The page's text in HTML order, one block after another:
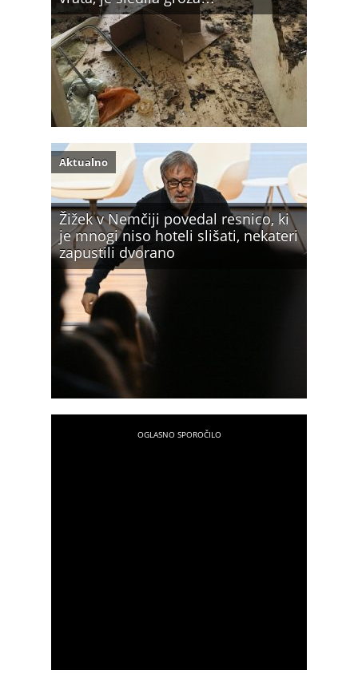
Žižek v Nemčiji povedal resnico, ki
je mnogi niso hoteli slišati, nekateri
zapustili dvorano
Aktualno